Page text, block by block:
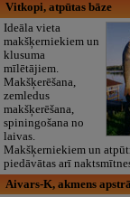
Vitkopi, atpūtas bāze
Ideāla vieta
makšķerniekiem un
klusuma
mīlētājiem.
Makšķerēšana,
zemledus
makšķerēšana,
spiningošana no
laivas.
Makšķerniekiem un
piedāvātas arī
Aivars-K, akmens